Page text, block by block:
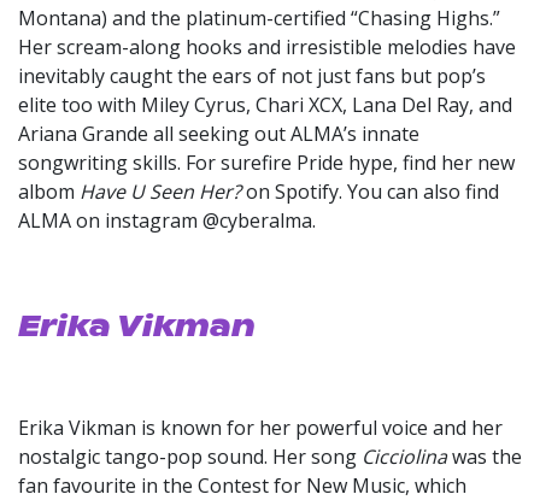
Montana) and the platinum-certified “Chasing Highs.”
Her scream-along hooks and irresistible melodies have
inevitably caught the ears of not just fans but pop’s
elite too with Miley Cyrus, Chari XCX, Lana Del Ray, and
Ariana Grande all seeking out ALMA’s innate
songwriting skills. For surefire Pride hype, find her new
albom Have U Seen Her?on Spotify. You can also find
ALMA on instagram @cyberalma.
Erika Vikman
Erika Vikman is known for her powerful voice and her
nostalgic tango-pop sound. Her song Cicciolinawas the
fan favourite in the Contest for New Music, which